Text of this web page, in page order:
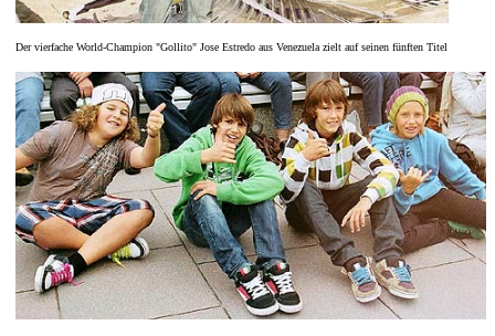
Der vierfache World-Champion "Gollito" Jose Estredo aus Venezuela zielt auf seinen fünften Titel